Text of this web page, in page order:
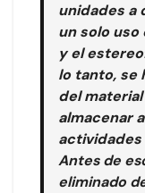
unidades a
un solo uso
y el
lo tanto, se
del
almacenar
Antes de
eliminado